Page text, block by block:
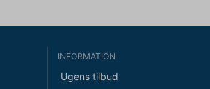
INFORMATION
Ugens tilbud